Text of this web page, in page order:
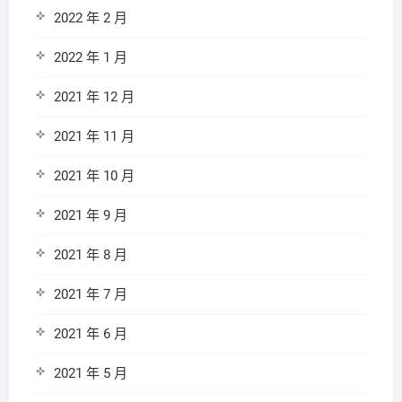
2022 年 2 月
2022 年 1 月
2021 年 12 月
2021 年 11 月
2021 年 10 月
2021 年 9 月
2021 年 8 月
2021 年 7 月
2021 年 6 月
2021 年 5 月